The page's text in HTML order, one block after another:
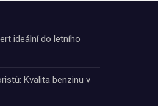
ideální do letního
Kvalita benzinu v